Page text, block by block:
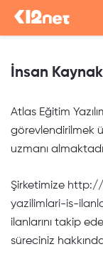
İnsan
Atlas Eğitim
görevlendirilmek
uzmanı
Şirketimize http://
yazilimlari-is-
ilanlarını takip
süreciniz